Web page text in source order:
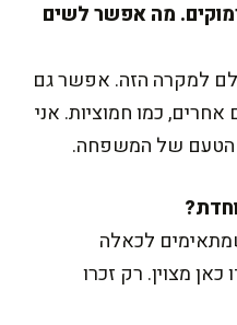
מה אפשר לשים
למקרה הזה. אפשר גם
אחרים, כמו חמוציות. אני
הטעם של המשפחה.
לכאלה
מצוין. רק זכרו